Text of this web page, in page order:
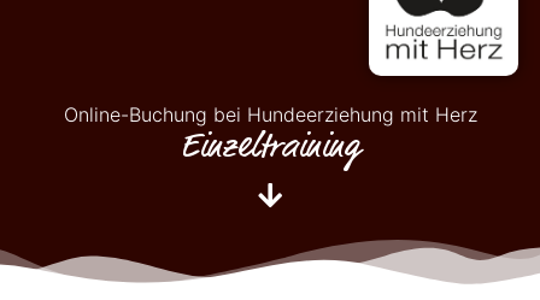
Online-Buchung bei Hundeerziehung mit Herz
Einzeltraining